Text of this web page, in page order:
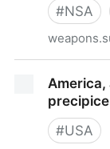
#NSA
America,
#USA